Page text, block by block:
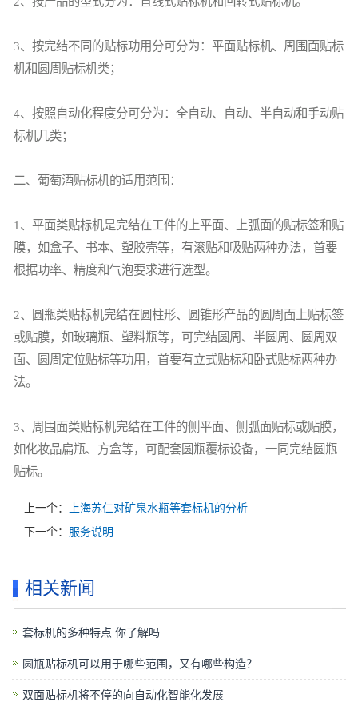
3、按完结不同的贴标功用分可分为：平面贴标机、周围面贴标
机和圆周贴标机类；
4、按照自动化程度分可分为：全自动、自动、半自动和手动贴
标机几类；
二、葡萄酒贴标机的适用范围：
1、平面类贴标机是完结在工件的上平面、上弧面的贴标签和贴
膜，如盒子、书本、塑胶壳等，有滚贴和吸贴两种办法，首要
根据功率、精度和气泡要求进行选型。
2、圆瓶类贴标机完结在圆柱形、圆锥形产品的圆周面上贴标签
或贴膜，如玻璃瓶、塑料瓶等，可完结圆周、半圆周、圆周双
面、圆周定位贴标等功用，首要有立式贴标和卧式贴标两种办
法。
3、周围面类贴标机完结在工件的侧平面、侧弧面贴标或贴膜，
如化妆品扁瓶、方盒等，可配套圆瓶覆标设备，一同完结圆瓶
贴标。
上一个：
上海苏仁对矿泉水瓶等套标机的分析
下一个： 服务说明
相关新闻
套标机的多种特点 你了解吗
圆瓶贴标机可以用于哪些范围，又有哪些构造？
双面贴标机将不停的向自动化智能化发展